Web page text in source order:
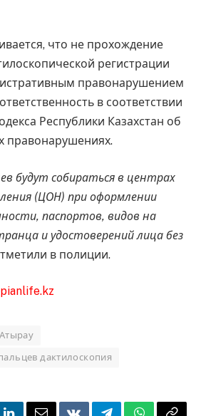
что не прохождение
регистрации
правонарушением
в соответствии
Республики Казахстан об
правонарушениях.
будут собираться в центрах
(ЦОН) при оформлении
паспортов, видов на
и удостоверений лица без
в полиции.
дактилоскопия